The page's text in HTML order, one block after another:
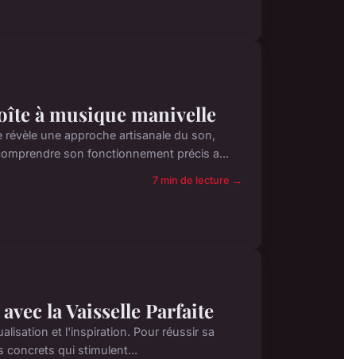
à musique manivelle
une approche artisanale du son,
son fonctionnement précis a...
7 min de lecture →
la Vaisselle Parfaite
et l'inspiration. Pour réussir sa
concrets qui stimulent...